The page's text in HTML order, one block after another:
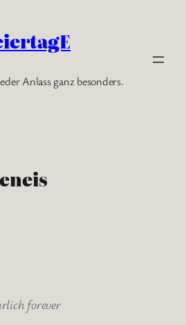
Anlass ganz besonders.
forever